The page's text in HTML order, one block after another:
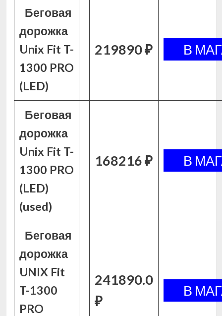
Беговая
дорожка
Unix Fit T-
1300 PRO
(LED)
219890 ₽
Беговая
дорожка
Unix Fit T-
1300 PRO
(LED)
(used)
168216 ₽
Беговая
дорожка
UNIX Fit
T-1300
PRO
241890.0
₽